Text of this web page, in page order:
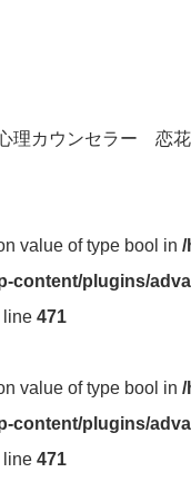
理カウンセラー 恋
value of type bool in /
content/plugins/
line 471
value of type bool in /
content/plugins/
line 471